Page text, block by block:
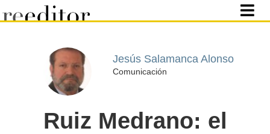
Jesús Salamanca Alonso
Comunicación
Ruiz Medrano: el